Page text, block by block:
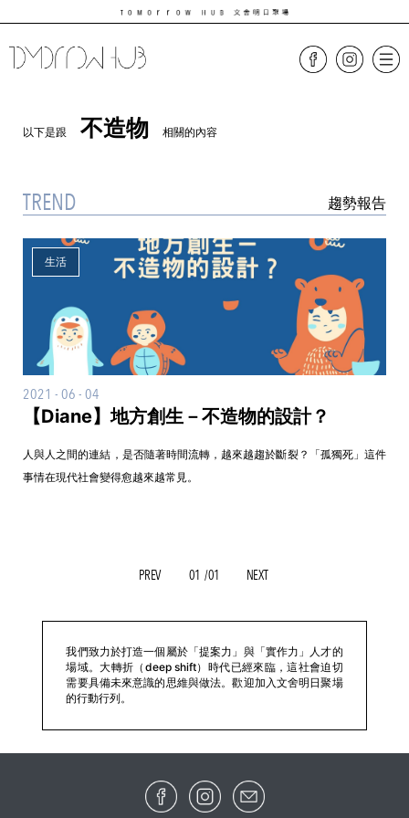
以下是跟 不造物 相關的內容
TREND 趨勢報告
生活
2021 - 06 - 04
【Diane】地方創生－不造物的設計？
人與人之間的連結，是否隨著時間流轉，越來越趨於斷裂？「孤獨死」這件
事情在現代社會變得愈越來越常見。
PREV 01 /01 NEXT
我們致力於打造一個屬於「提案力」與「實作力」人才的
場域。大轉折（deep shift）時代已經來臨，這社會迫切
需要具備未來意識的思維與做法。歡迎加入文舍明日聚場
的行動行列。